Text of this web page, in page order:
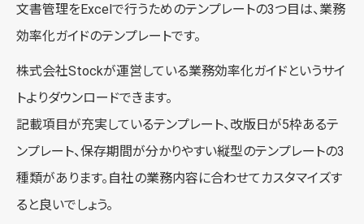
文書管理をExcelで行うためのテンプレートの3つ目は、業務
効率化ガイドのテンプレートです。
株式会社Stockが運営している業務効率化ガイドというサイ
トよりダウンロードできます。
記載項目が充実しているテンプレート、改版日が5枠あるテ
ンプレート、保存期間が分かりやすい縦型のテンプレートの3
種類があります。自社の業務内容に合わせてカスタマイズす
ると良いでしょう。